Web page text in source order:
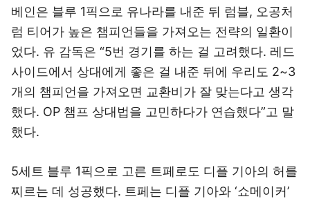
베인은 블루 1픽으로 유나라를 내준 뒤 럼블, 오공처
럼 티어가 높은 챔피언들을 가져오는 전략의 일환이
었다. 유 감독은 “5번 경기를 하는 걸 고려했다. 레드
사이드에서 상대에게 좋은 걸 내준 뒤에 우리도 2~3
개의 챔피언을 가져오면 교환비가 잘 맞는다고 생각
했다. OP 챔프 상대법을 고민하다가 연습했다”고 말
했다.
5세트 블루 1픽으로 고른 트페로도 디플 기아의 허를
찌르는 데 성공했다. 트페는 디플 기아와 ‘쇼메이커’